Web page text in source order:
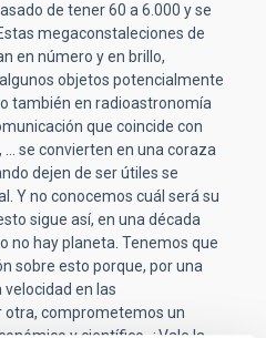
de tener 60 a 6.000 y se
megaconstaleciones de
en número y en brillo,
objetos potencialmente
también en radioastronomía
que coincide con
se convierten en una coraza
dejen de ser útiles se
Y no conocemos cuál será su
sigue así, en una década
no hay planeta. Tenemos que
sobre esto porque, por una
en las
otra, comprometemos un